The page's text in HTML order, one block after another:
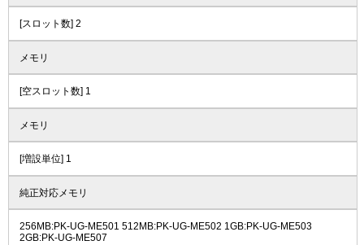
[スロット数] 2
メモリ
[空スロット数] 1
メモリ
[増設単位] 1
純正対応メモリ
256MB:PK-UG-ME501 512MB:PK-UG-ME502 1GB:PK-UG-ME503
2GB:PK-UG-ME507